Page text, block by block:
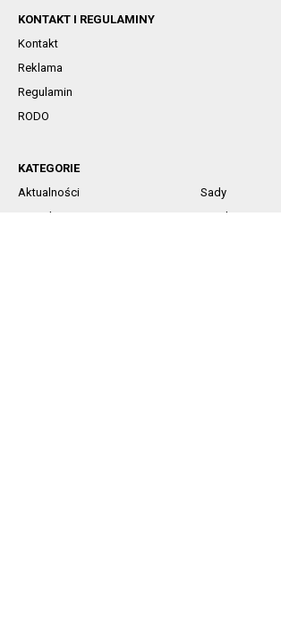
KONTAKT I REGULAMINY
Kontakt
Reklama
Regulamin
RODO
KATEGORIE
Aktualności
Sady
Jagodowe
Rynek